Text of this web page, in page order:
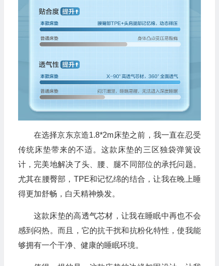
在选择京东京造1.8*2m床垫之前，我一直在忍受
传统床垫带来的不适。这款床垫的三区独袋弹簧设
计，完美地解决了头、腰、腿不同部位的承托问题。
尤其在腰臀部，TPE和记忆绵的结合，让我在晚上睡
得更加舒畅，白天精神焕发。
这款床垫的高透气芯材，让我在睡眠中再也不会
感到闷热。而且，它的抗干扰和抗粉化特性，使我能
够拥有一个干净、健康的睡眠环境。